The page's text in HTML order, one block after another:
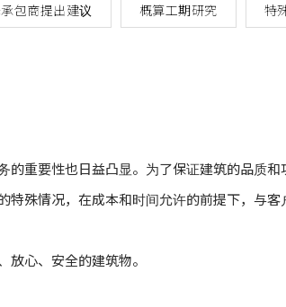
包商提出建议 概算工期研究 特
重要性也日益凸显。为了保证建筑的品质
殊情况，在成本和时间允许的前提下，与
心、安全的建筑物。